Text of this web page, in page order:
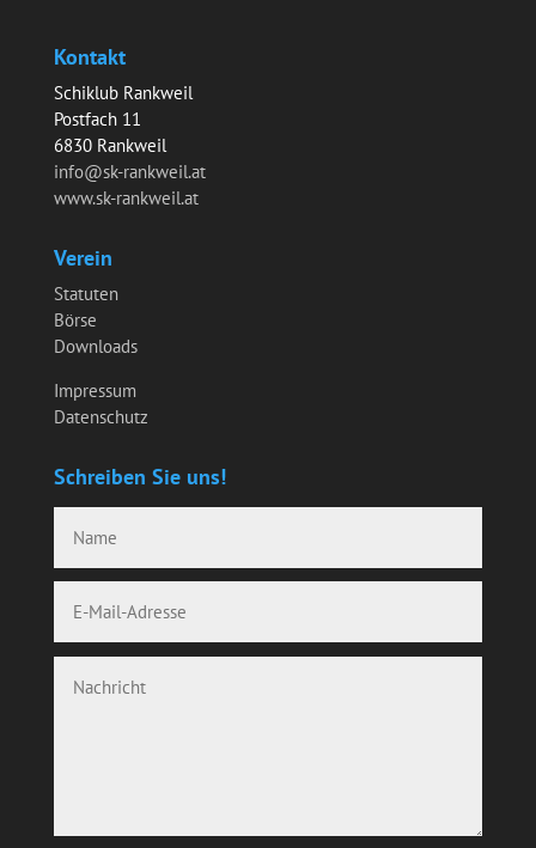
Kontakt
Schiklub Rankweil
Postfach 11
6830 Rankweil
info@sk-rankweil.at
www.sk-rankweil.at
Verein
Statuten
Börse
Downloads
Impressum
Datenschutz
Schreiben Sie uns!